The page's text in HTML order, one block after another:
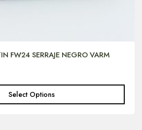
FW24 SERRAJE NEGRO VARM
Select Options